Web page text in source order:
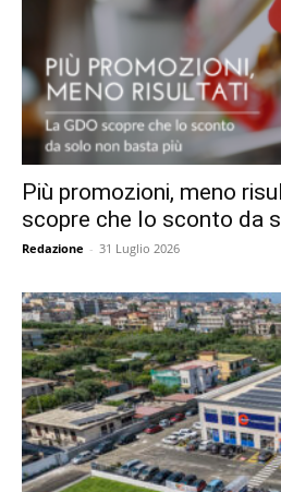
Più promozioni, meno
scopre che lo sconto da
Redazione - 31 Luglio 2026